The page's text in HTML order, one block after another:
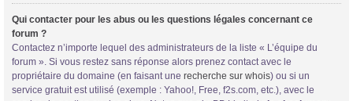
Qui contacter pour les abus ou les questions légales concernant ce
forum ?
Contactez n’importe lequel des administrateurs de la liste « L’équipe du
forum ». Si vous restez sans réponse alors prenez contact avec le
propriétaire du domaine (en faisant une recherche sur whois) ou si un
service gratuit est utilisé (exemple : Yahoo!, Free, f2s.com, etc.), avec le